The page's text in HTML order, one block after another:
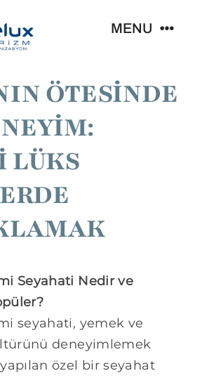
MENU
ÖTESİNDE
LÜKS
Seyahati Nedir ve
seyahati, yemek ve
deneyimlemek
özel bir seyahat